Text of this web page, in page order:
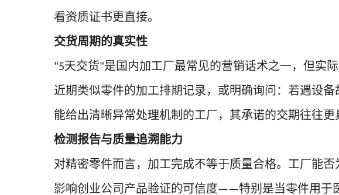
看资质证书更直接。
交货周期的真实性
"5天交货"是国内加工厂最常见的营销话术之一，但实
近期类似零件的加工排期记录，或明确询问：若遇设
能给出清晰异常处理机制的工厂，其承诺的交期往往更
检测报告与质量追溯能力
对精密零件而言，加工完成不等于质量合格。工厂能
影响创业公司产品验证的可信度——特别是当零件用于